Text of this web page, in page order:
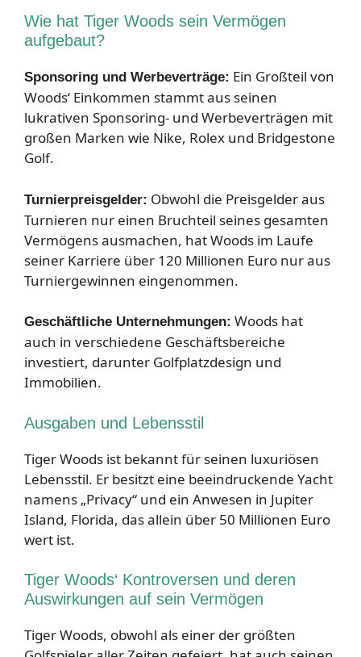
Wie hat Tiger Woods sein Vermögen
aufgebaut?
Sponsoring und Werbeverträge: Ein Großteil von
Woods‘ Einkommen stammt aus seinen
lukrativen Sponsoring- und Werbeverträgen mit
großen Marken wie Nike, Rolex und Bridgestone
Golf.
Turnierpreisgelder: Obwohl die Preisgelder aus
Turnieren nur einen Bruchteil seines gesamten
Vermögens ausmachen, hat Woods im Laufe
seiner Karriere über 120 Millionen Euro nur aus
Turniergewinnen eingenommen.
Geschäftliche Unternehmungen: Woods hat
auch in verschiedene Geschäftsbereiche
investiert, darunter Golfplatzdesign und
Immobilien.
Ausgaben und Lebensstil
Tiger Woods ist bekannt für seinen luxuriösen
Lebensstil. Er besitzt eine beeindruckende Yacht
namens „Privacy“ und ein Anwesen in Jupiter
Island, Florida, das allein über 50 Millionen Euro
wert ist.
Tiger Woods‘ Kontroversen und deren
Auswirkungen auf sein Vermögen
Tiger Woods, obwohl als einer der größten